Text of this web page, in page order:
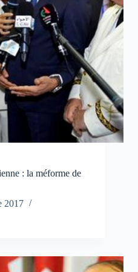
: la méforme de
2017